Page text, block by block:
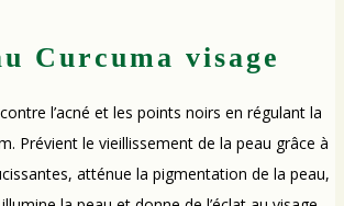
Curcuma visage
l’acné et les points noirs en régulant la
Prévient le vieillissement de la peau grâce à
atténue la pigmentation de la peau,